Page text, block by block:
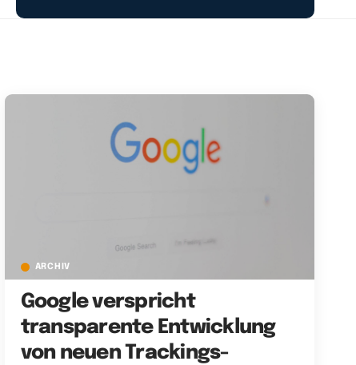
ARCHIV
Google verspricht
transparente Entwicklung
von neuen Trackings-